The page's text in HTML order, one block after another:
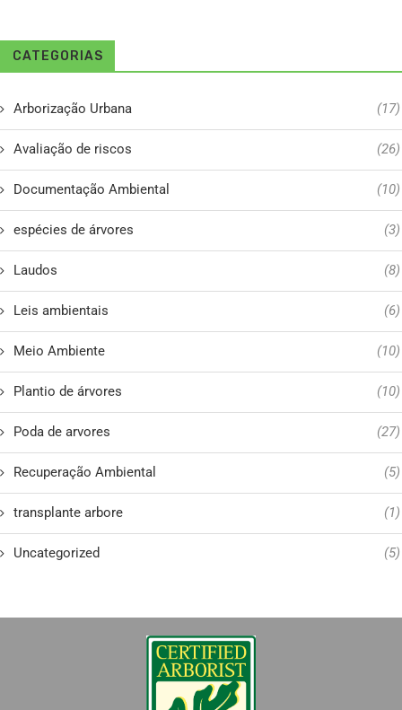
CATEGORIAS
Arborização Urbana (17)
Avaliação de riscos (26)
Documentação Ambiental (10)
espécies de árvores (3)
Laudos (8)
Leis ambientais (6)
Meio Ambiente (10)
Plantio de árvores (10)
Poda de arvores (27)
Recuperação Ambiental (5)
transplante arbore (1)
Uncategorized (5)